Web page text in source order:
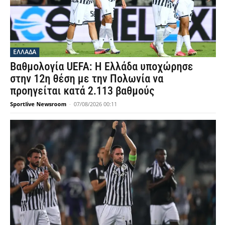
ΕΛΛΑΔΑ
Βαθμολογία UEFA: Η Ελλάδα υποχώρησε
στην 12η θέση με την Πολωνία να
προηγείται κατά 2.113 βαθμούς
Sportlive Newsroom - 07/08/2026 00:11